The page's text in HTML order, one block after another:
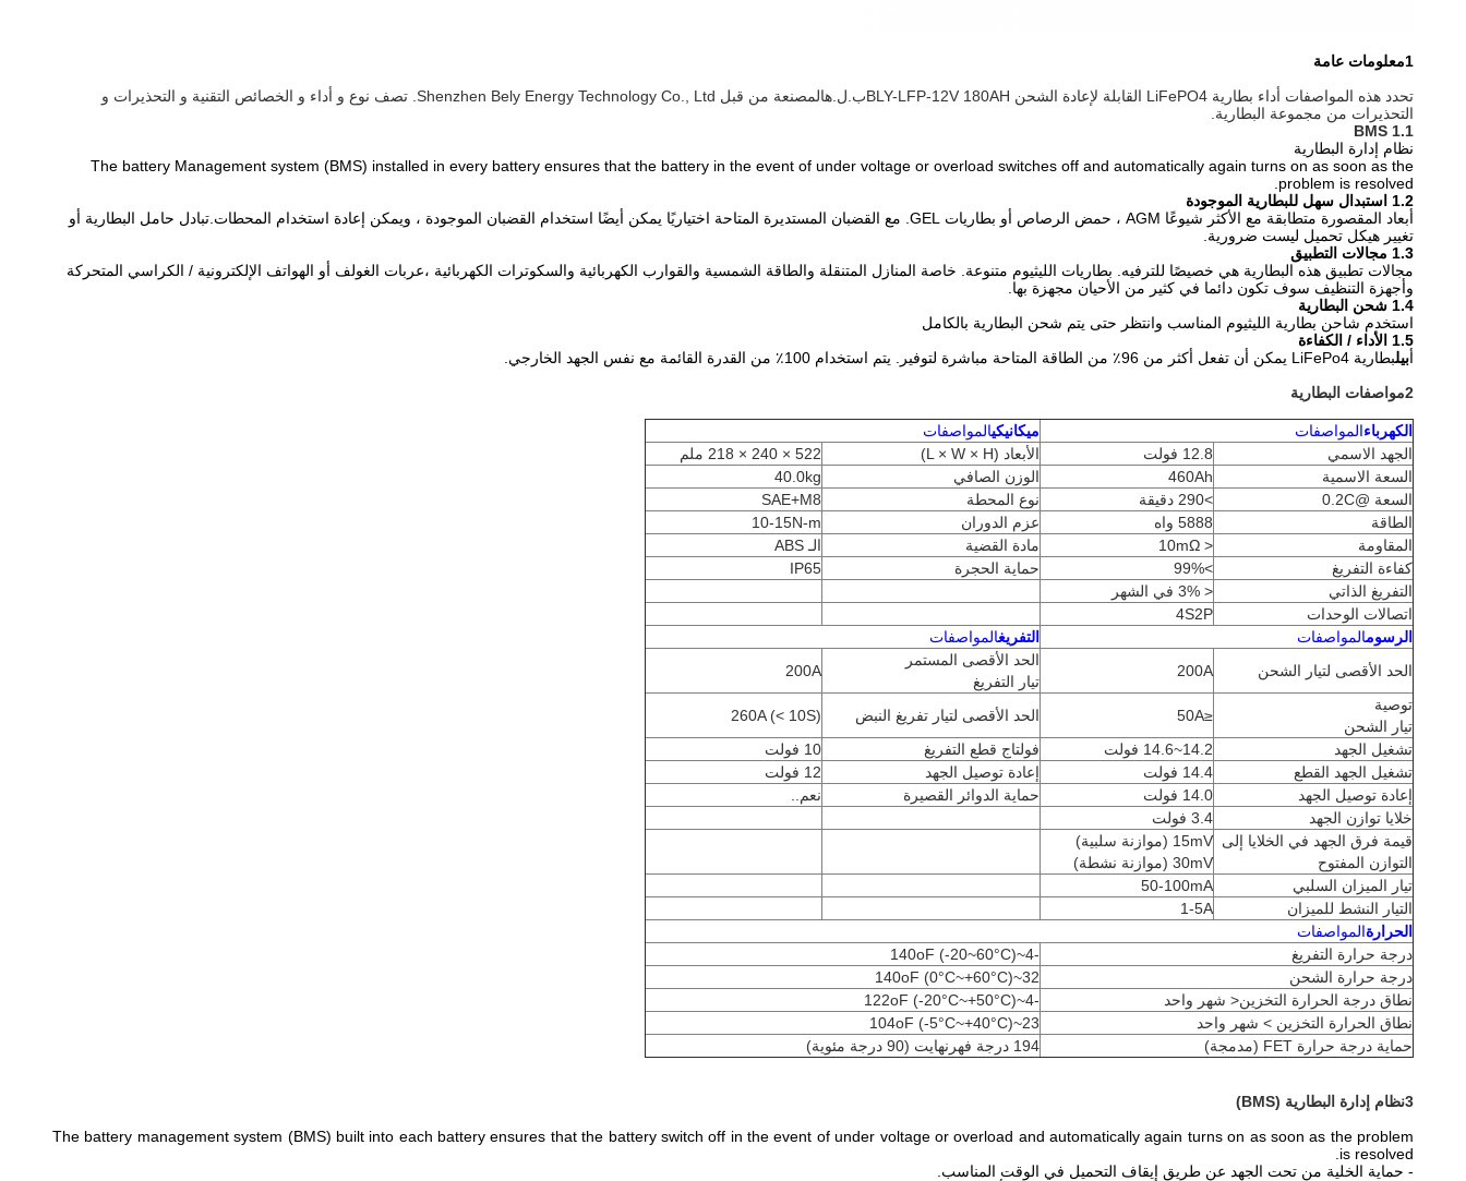
1معلومات عامة
تحدد هذه المواصفات أداء بطارية LiFePO4 القابلة لإعادة الشحن BLY-LFP-12V 180AH
ب.ل.ه
المصنعة من قبل Shenzhen Bely Energy Technology Co., Ltd. تصف نوع و أداء و الخصائص التقنية و التحذيرات و
التحذيرات من مجموعة البطارية.
1.1 BMS
نظام إدارة البطارية
The battery Management system (BMS) installed in every battery ensures that the battery in the event of under voltage or overload switches off and automatically again turns on as soon as the
problem is resolved.
1.2 استبدال سهل للبطارية الموجودة
أبعاد المقصورة متطابقة مع الأكثر شيوعًا AGM ، حمض الرصاص أو بطاريات GEL. مع القضبان المستديرة المتاحة اختياريًا يمكن أيضًا استخدام القضبان الموجودة ، ويمكن إعادة استخدام المحطات.تبادل حامل البطارية أو
تغيير هيكل تحميل ليست ضرورية.
1.3 مجالات التطبيق
مجالات تطبيق هذه البطارية هي خصيصًا للترفيه. بطاريات الليثيوم متنوعة. خاصة المنازل المتنقلة والطاقة الشمسية والقوارب الكهربائية والسكوترات الكهربائية ،عربات الغولف أو الهواتف الإلكترونية / الكراسي المتحركة
وأجهزة التنظيف سوف تكون دائما في كثير من الأحيان مجهزة بها.
1.4 شحن البطارية
استخدم شاحن بطارية الليثيوم المناسب وانتظر حتى يتم شحن البطارية بالكامل
1.5 الأداء / الكفاءة
أبيلبطارية LiFePo4 يمكن أن تفعل أكثر من 96٪ من الطاقة المتاحة مباشرة لتوفير. يتم استخدام 100٪ من القدرة القائمة مع نفس الجهد الخارجي.
2مواصفات البطارية
الكهرباءالمواصفات ميكانيكيالمواصفات
الجهد الاسمي
12.8 فولت الأبعاد (L × W × H)
522 × 240 × 218 ملم
السعة الاسمية
460Ah الوزن الصافي
40.0kg
السعة @0.2C
>290 دقيقة نوع المحطة
SAE+M8
الطاقة
5888 واه عزم الدوران
10-15N-m
المقاومة
< 10mΩ مادة القضية
الـ ABS
كفاءة التفريغ
>99% حماية الحجرة
IP65
التفريغ الذاتي
< 3% في الشهر
اتصالات الوحدات
4S2P
الرسومالمواصفات التفريغالمواصفات
الحد الأقصى لتيار الشحن
200A
الحد الأقصى المستمر
تيار التفريغ
200A
توصية
تيار الشحن
≤50A الحد الأقصى لتيار تفريغ النبض
260A (< 10S)
تشغيل الجهد
14.2~14.6 فولت فولتاج قطع التفريغ
10 فولت
تشغيل الجهد القطع
14.4 فولت إعادة توصيل الجهد
12 فولت
إعادة توصيل الجهد
14.0 فولت حماية الدوائر القصيرة
نعم..
خلايا توازن الجهد
3.4 فولت
قيمة فرق الجهد في الخلايا إلى
التوازن المفتوح
15mV (موازنة سلبية)
30mV (موازنة نشطة)
تيار الميزان السلبي
50-100mA
التيار النشط للميزان
1-5A
الحرارةالمواصفات
درجة حرارة التفريغ
-4~140oF (-20~60°C)
درجة حرارة الشحن
32~140oF (0°C~+60°C)
نطاق درجة الحرارة التخزين< شهر واحد
-4~122oF (-20°C~+50°C)
نطاق الحرارة التخزين > شهر واحد
23~104oF (-5°C~+40°C)
حماية درجة حرارة FET (مدمجة)
194 درجة فهرنهايت (90 درجة مئوية)
3نظام إدارة البطارية (BMS)
The battery management system (BMS) built into each battery ensures that the battery switch off in the event of under voltage or overload and automatically again turns on as soon as the problem
is resolved.
- حماية الخلية من تحت الجهد عن طريق إيقاف التحميل في الوقت المناسب.